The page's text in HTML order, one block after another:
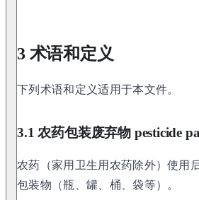
3 术语和定义
下列术语和定义适用于本文件。
3.1 农药包装废弃物 pesticide
农药（家用卫生用农药除外）使用
包装物（瓶、罐、桶、袋等）。